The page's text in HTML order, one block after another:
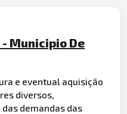
Municipio De
e eventual aquisição
diversos,
demandas das